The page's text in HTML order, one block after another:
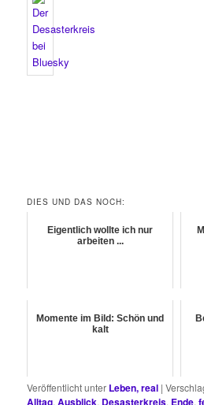
DIES UND DAS NOCH:
Eigentlich wollte ich nur
arbeiten ...
Momente im Bild: Schön und
kalt
Veröffentlicht unter Leben, real |
Alltag,Ausblick, Desasterkreis, Ende,